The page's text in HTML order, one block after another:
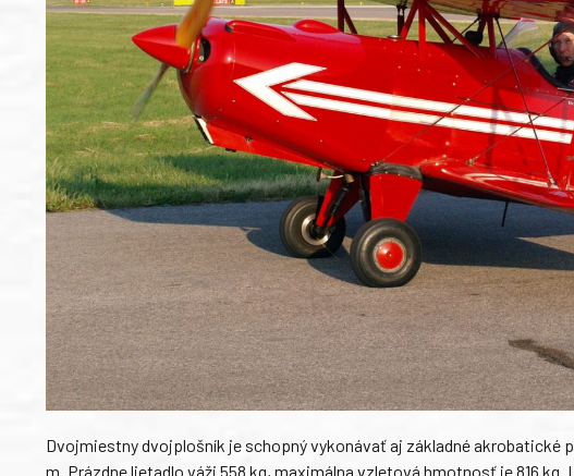
Dvojmiestny dvojplošník je schopný vykonávať aj základné akrobatické
m. Prázdne lietadlo váži 558 kg, maximálna vzletová hmotnosť je 816